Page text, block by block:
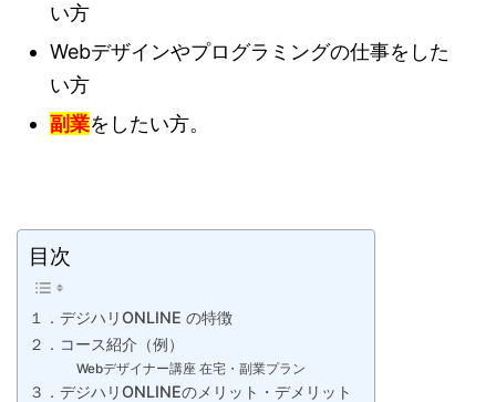
い方
Webデザインやプログラミングの仕事をした
い方
副業をしたい方。
目次
１．デジハリONLINE の特徴
２．コース紹介（例）
Webデザイナー講座 在宅・副業プラン
３．デジハリONLINEのメリット・デメリット